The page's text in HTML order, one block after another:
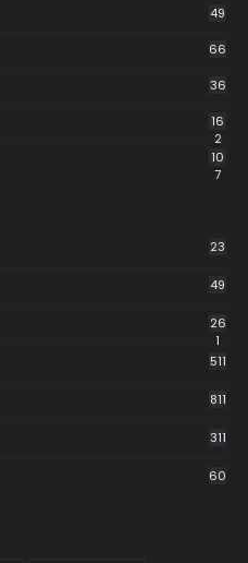
49
66
36
16
2
10
7
23
49
26
1
511
811
311
60